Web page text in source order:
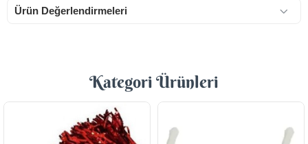
Ürün Değerlendirmeleri
Kategori Ürünleri